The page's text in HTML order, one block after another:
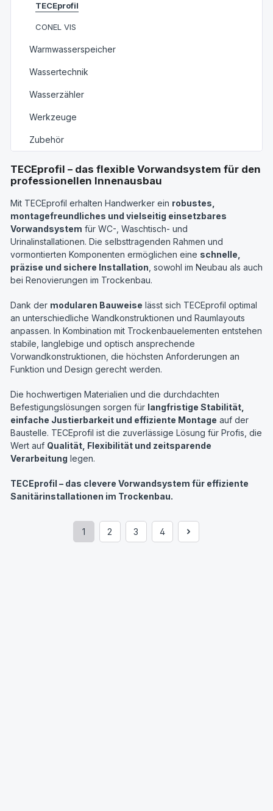
TECEprofil
CONEL VIS
Warmwasserspeicher
Wassertechnik
Wasserzähler
Werkzeuge
Zubehör
TECEprofil – das flexible Vorwandsystem für den
professionellen Innenausbau
Mit TECEprofil erhalten Handwerker ein robustes,
montagefreundliches und vielseitig einsetzbares
Vorwandsystem für WC-, Waschtisch- und
Urinalinstallationen. Die selbsttragenden Rahmen und
vormontierten Komponenten ermöglichen eine schnelle,
präzise und sichere Installation , sowohl im Neubau als auch
bei Renovierungen im Trockenbau.
Dank der modularen Bauweise lässt sich TECEprofil optimal
an unterschiedliche Wandkonstruktionen und Raumlayouts
anpassen. In Kombination mit Trockenbauelementen entstehen
stabile, langlebige und optisch ansprechende
Vorwandkonstruktionen, die höchsten Anforderungen an
Funktion und Design gerecht werden.
Die hochwertigen Materialien und die durchdachten
Befestigungslösungen sorgen für langfristige Stabilität,
einfache Justierbarkeit und effiziente Montage auf der
Baustelle. TECEprofil ist die zuverlässige Lösung für Profis, die
Wert auf Qualität, Flexibilität und zeitsparende
Verarbeitung legen.
TECEprofil – das clevere Vorwandsystem für effiziente
Sanitärinstallationen im Trockenbau.
Seite
1
Seite
2
Seite
3
Seite
4